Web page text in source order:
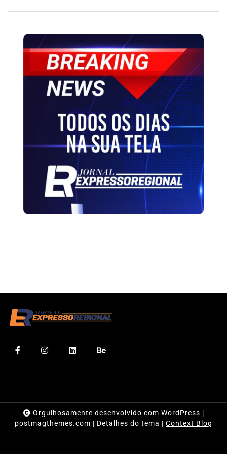
Orgulhosamente desenvolvido com WordPress |
postmagthemes.com | Detalhes do tema | Context Blog